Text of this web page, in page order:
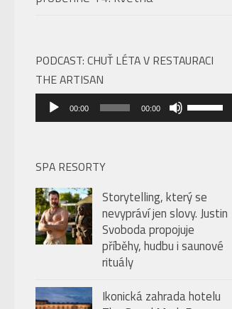
PODCAST: CHUŤ LÉTA V RESTAURACI
THE ARTISAN
Audio
přehrávač
00:00 00:00
Použitím
šipek
snížíte
úroveň
hlasitosti.
SPA RESORTY
Storytelling, který se
nevypráví jen slovy. Justin
Svoboda propojuje
příběhy, hudbu i saunové
rituály
Ikonická zahrada hotelu